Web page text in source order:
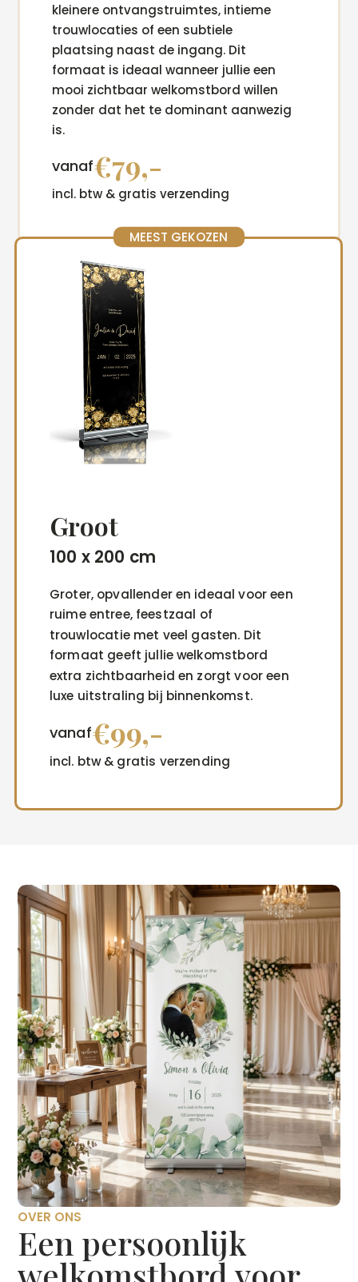
kleinere ontvangstruimtes, intieme
trouwlocaties of een subtiele
plaatsing naast de ingang. Dit
formaat is ideaal wanneer jullie een
mooi zichtbaar welkomstbord willen
zonder dat het te dominant aanwezig
is.
vanaf€79,-
incl. btw & gratis verzending
Groot
100 x 200 cm
Groter, opvallender en ideaal voor een
ruime entree, feestzaal of
trouwlocatie met veel gasten. Dit
formaat geeft jullie welkomstbord
extra zichtbaarheid en zorgt voor een
luxe uitstraling bij binnenkomst.
vanaf€99,-
incl. btw & gratis verzending
MEEST GEKOZEN
OVER ONS
Een persoonlijk